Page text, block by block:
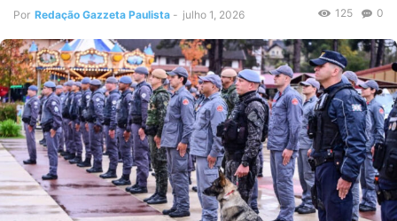
Por Redação Gazzeta Paulista - julho 1, 2026 0
125